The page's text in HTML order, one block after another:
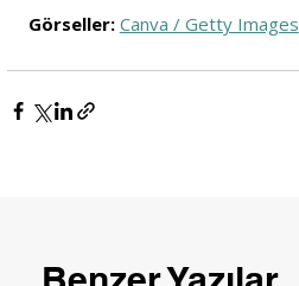
Görseller: Canva / Getty Images